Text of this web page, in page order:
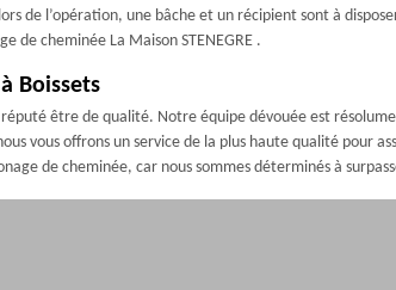
de l’opération, une bâche et un récipient sont à
de cheminée La Maison STENEGRE .
Boissets
réputé être de qualité. Notre équipe dévouée est
vous offrons un service de la plus haute qualité pour
de cheminée, car nous sommes déterminés à